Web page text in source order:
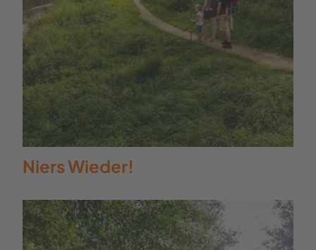
Anfahrt
Linie: SB 9, S 40, 461, 463, 466, 472,
BürgerBus B1
Taktung: alle 15 bis 30 Minuten, ­
samstags, sonn- und feiertags ­
stündlich bis zweistündlich
Noch mehr
Rätselspaß!
Niers Wieder!